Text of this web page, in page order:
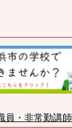
員・非常勤講